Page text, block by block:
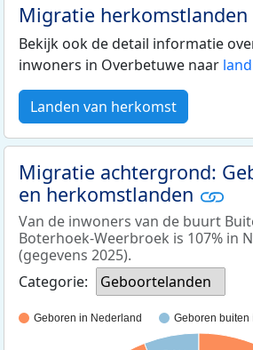
Migratie herkomstlanden
Bekijk ook de detail informatie
inwoners in Overbetuwe naar
Landen van herkomst
Migratie achtergrond:
en herkomstlanden
Van de inwoners van de buurt
Boterhoek-Weerbroek is 107% in
(gegevens 2025).
Categorie:
Geboortelanden
Geboren in Nederland Geboren buiten